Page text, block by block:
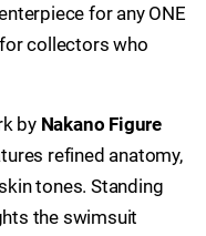
for any ONE
collectors who
by Nakano Figure
refined anatomy,
tones. Standing
the swimsuit